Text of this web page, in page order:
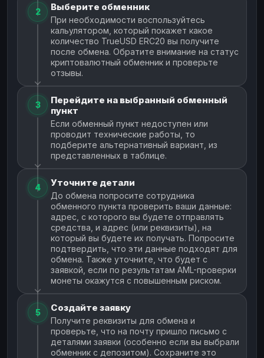
2 Выберите обменник
При необходимости воспользуйтесь
кальулятором, который покажет какое
количество TrueUSD ERC20 вы получите
после обмена. Обратите внимание на статус
криптовалютный обменник и проверьте
отзывы.
3
Перейдите на выбранный обменный
пункт
Если обменный пункт недоступен или
проводит технические работы, то
подберите альтернативный вариант, из
представленных в таблице.
4 Уточните детали
До обмена попросите сотрудника
обменного пункта проверить ваши данные:
адрес, с которого вы будете отправлять
средства, и адрес (или реквизиты), на
который вы будете их получать. Попросите
подтвердить, что эти данные подходят для
обмена. Также уточните, что будет с
заявкой, если по результатам AML-проверки
монеты окажутся с повышенным риском.
5 Создайте заявку
Получите реквизиты для обмена и
проверьте, что на почту пришло письмо с
деталями заявки (особенно если вы выбрали
обменник с депозитом). Сохраните это